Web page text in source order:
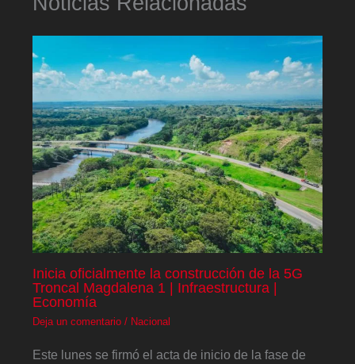
Inicia oficialmente la construcción de la 5G
Troncal Magdalena 1 | Infraestructura |
Economía
Deja un comentario / Nacional
Este lunes se firmó el acta de inicio de la fase de